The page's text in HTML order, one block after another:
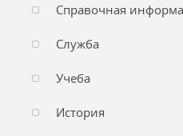
Справочная
Служба
Учеба
История